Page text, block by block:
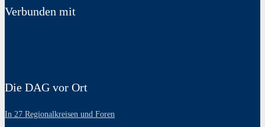
Verbunden mit
Die DAG vor Ort
In 27 Regionalkreisen und Foren